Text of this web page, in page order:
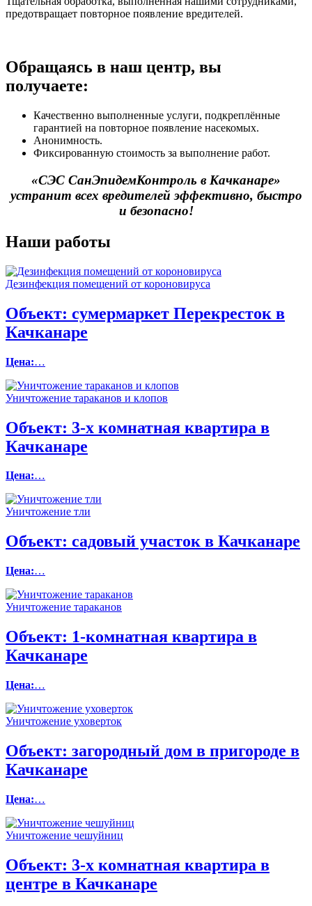
предотвращает повторное появление вредителей.
Обращаясь в наш центр, вы
получаете:
Качественно выполненные услуги, подкреплённые
гарантией на повторное появление насекомых.
Анонимность.
Фиксированную стоимость за выполнение работ.
«СЭС СанЭпидемКонтроль в Качканаре»
устранит всех вредителей эффективно, быстро
и безопасно!
Наши работы
Дезинфекция помещений от короновируса
Объект: сумермаркет Перекресток в
Качканаре
Цена:…
Уничтожение тараканов и клопов
Объект: 3-х комнатная квартира в
Качканаре
Цена:…
Уничтожение тли
Объект: садовый участок в Качканаре
Цена:…
Уничтожение тараканов
Объект: 1-комнатная квартира в
Качканаре
Цена:…
Уничтожение уховерток
Объект: загородный дом в пригороде в
Качканаре
Цена:…
Уничтожение чешуйниц
Объект: 3-х комнатная квартира в
центре в Качканаре